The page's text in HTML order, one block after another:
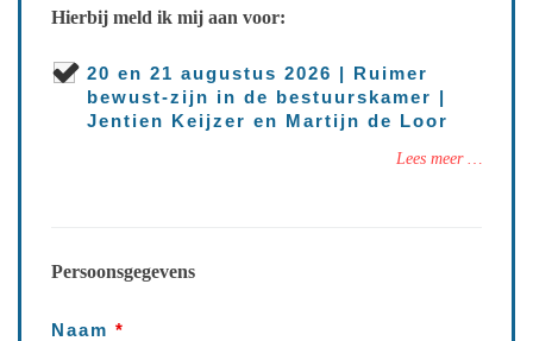
Hierbij meld ik mij aan voor:
20 en 21 augustus 2026 | Ruimer
bewust-zijn in de bestuurskamer |
Jentien Keijzer en Martijn de Loor
Lees meer …
Persoonsgegevens
Naam *